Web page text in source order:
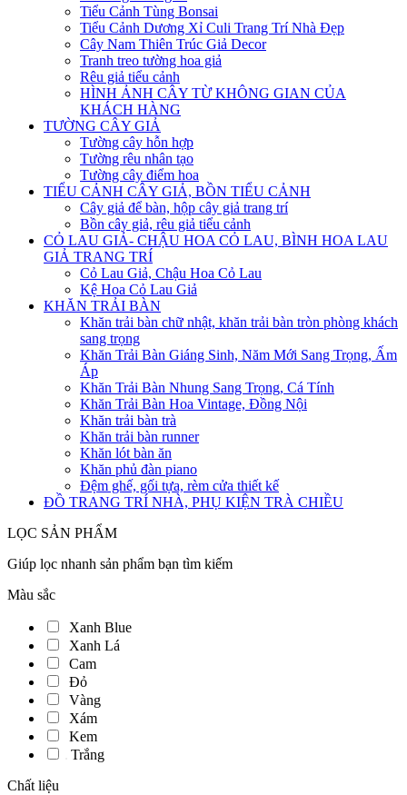
Tiểu Cảnh Tùng Bonsai
Tiểu Cảnh Dương Xỉ Culi Trang Trí Nhà Đẹp
Cây Nam Thiên Trúc Giả Decor
Tranh treo tường hoa giả
Rêu giả tiểu cảnh
HÌNH ẢNH CÂY TỪ KHÔNG GIAN CỦA
KHÁCH HÀNG
TƯỜNG CÂY GIẢ
Tường cây hỗn hợp
Tường rêu nhân tạo
Tường cây điểm hoa
TIỂU CẢNH CÂY GIẢ, BỒN TIỂU CẢNH
Cây giả để bàn, hộp cây giả trang trí
Bồn cây giả, rêu giả tiểu cảnh
CỎ LAU GIẢ- CHẬU HOA CỎ LAU, BÌNH HOA LAU
GIẢ TRANG TRÍ
Cỏ Lau Giả, Chậu Hoa Cỏ Lau
Kệ Hoa Cỏ Lau Giả
KHĂN TRẢI BÀN
Khăn trải bàn chữ nhật, khăn trải bàn tròn phòng khách
sang trọng
Khăn Trải Bàn Giáng Sinh, Năm Mới Sang Trọng, Ấm
Áp
Khăn Trải Bàn Nhung Sang Trọng, Cá Tính
Khăn Trải Bàn Hoa Vintage, Đồng Nội
Khăn trải bàn trà
Khăn trải bàn runner
Khăn lót bàn ăn
Khăn phủ đàn piano
Đệm ghế, gối tựa, rèm cửa thiết kế
ĐỒ TRANG TRÍ NHÀ, PHỤ KIỆN TRÀ CHIỀU
LỌC SẢN PHẨM
Giúp lọc nhanh sản phẩm bạn tìm kiếm
Màu sắc
Xanh Blue
Xanh Lá
Cam
Đỏ
Vàng
Xám
Kem
Trắng
Chất liệu